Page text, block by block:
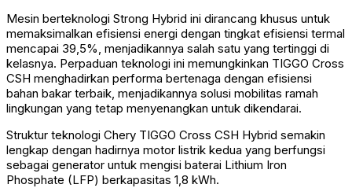
Mesin berteknologi Strong Hybrid ini dirancang khusus untuk
memaksimalkan efisiensi energi dengan tingkat efisiensi termal
mencapai 39,5%, menjadikannya salah satu yang tertinggi di
kelasnya. Perpaduan teknologi ini memungkinkan TIGGO Cross
CSH menghadirkan performa bertenaga dengan efisiensi
bahan bakar terbaik, menjadikannya solusi mobilitas ramah
lingkungan yang tetap menyenangkan untuk dikendarai.
Struktur teknologi Chery TIGGO Cross CSH Hybrid semakin
lengkap dengan hadirnya motor listrik kedua yang berfungsi
sebagai generator untuk mengisi baterai Lithium Iron
Phosphate (LFP) berkapasitas 1,8 kWh.